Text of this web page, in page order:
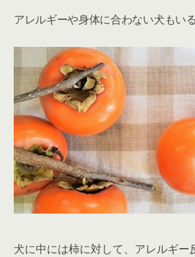
アレルギーや身体に合わない犬もいる
犬に中には柿に対して、アレルギー